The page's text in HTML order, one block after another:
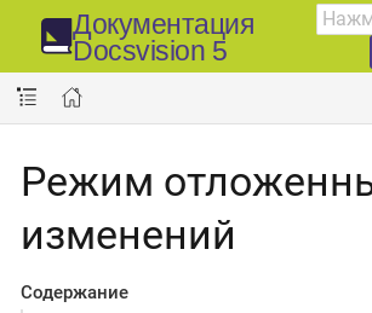
Документация
Docsvision 5
Режим
изменений
Содержание